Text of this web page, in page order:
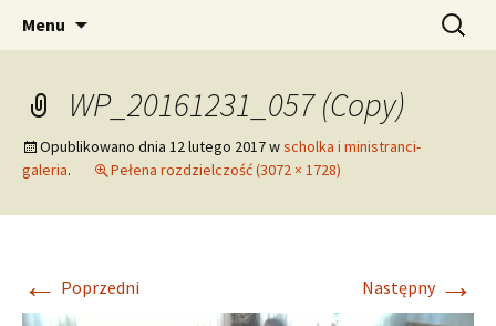
Tomaszowice – Parafia
Rzymskokatolicka
pw. Św. Apostołów Piotra i Pawła
Menu Szukaj:
WP_20161231_057 (Copy)
Opublikowano dnia 12 lutego 2017wscholka i ministranci-
galeria. Pełena rozdzielczość (3072 × 1728)
← Poprzedni Następny →